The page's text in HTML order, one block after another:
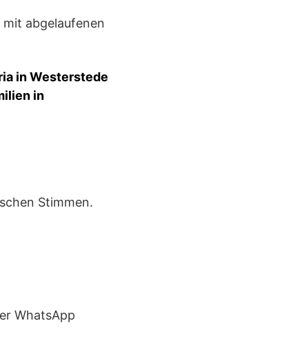
abgelaufenen
in Westerstede
in
Stimmen.
WhatsApp